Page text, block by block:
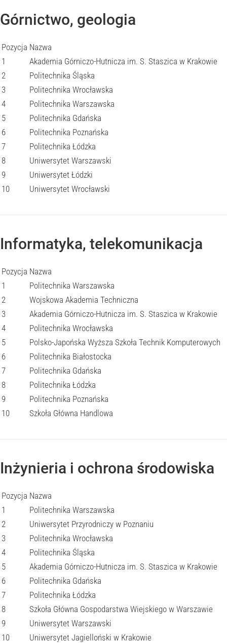
Górnictwo, geologia
Pozycja Nazwa
1
Akademia Górniczo-Hutnicza im. S. Staszica w Krakowie
2
Politechnika Śląska
3
Politechnika Wrocławska
4
Politechnika Warszawska
5
Politechnika Gdańska
6
Politechnika Poznańska
7
Politechnika Łódzka
8
Uniwersytet Warszawski
9
Uniwersytet Łódzki
10
Uniwersytet Wrocławski
Informatyka, telekomunikacja
Pozycja Nazwa
1
Politechnika Warszawska
2
Wojskowa Akademia Techniczna
3
Akademia Górniczo-Hutnicza im. S. Staszica w Krakowie
4
Politechnika Wrocławska
5
Polsko-Japońska Wyższa Szkoła Technik Komputerowych
6
Politechnika Białostocka
7
Politechnika Gdańska
8
Politechnika Łódzka
9
Politechnika Poznańska
10
Szkoła Główna Handlowa
Inżynieria i ochrona środowiska
Pozycja Nazwa
1
Politechnika Warszawska
2
Uniwersytet Przyrodniczy w Poznaniu
3
Politechnika Wrocławska
4
Politechnika Śląska
5
Akademia Górniczo-Hutnicza im. S. Staszica w Krakowie
6
Politechnika Gdańska
7
Politechnika Łódzka
8
Szkoła Główna Gospodarstwa Wiejskiego w Warszawie
9
Uniwersytet Warszawski
10
Uniwersytet Jagielloński w Krakowie